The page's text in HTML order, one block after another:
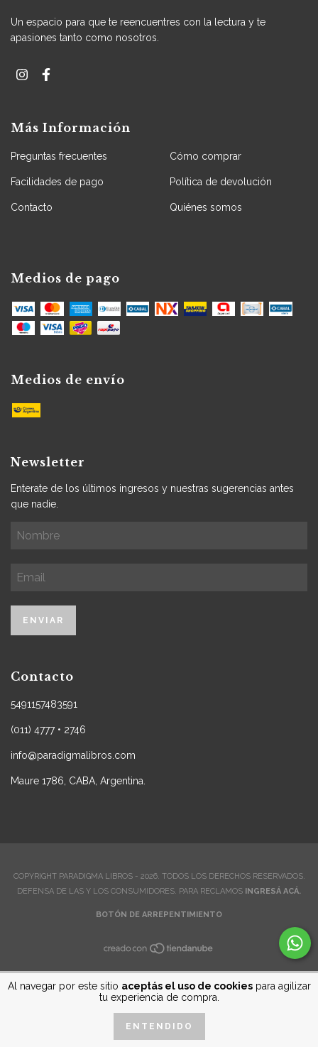
Al navegar por este sitio aceptás el uso de cookiespara agilizar
tu experiencia de compra.
ENTENDIDO
Un espacio para que te reencuentres con la lectura y te
apasiones tanto como nosotros.
Más Información
Preguntas frecuentes Cómo comprar
Facilidades de pago Política de devolución
Contacto Quiénes somos
Medios de pago
Medios de envío
Newsletter
Enterate de los últimos ingresos y nuestras sugerencias antes
que nadie.
Contacto
5491157483591
(011) 4777 • 2746
info@paradigmalibros.com
Maure 1786, CABA, Argentina.
COPYRIGHT PARADIGMA LIBROS - 2026. TODOS LOS DERECHOS RESERVADOS.
DEFENSA DE LAS Y LOS CONSUMIDORES. PARA RECLAMOS
INGRESÁ ACÁ.
BOTÓN DE ARREPENTIMIENTO